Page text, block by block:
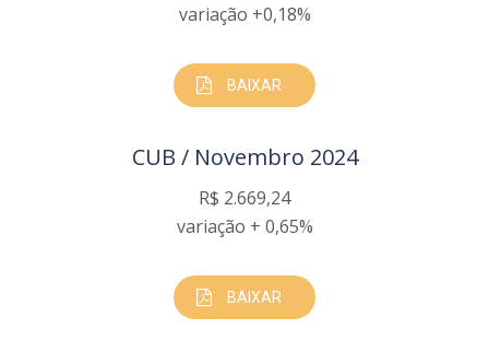
variação +0,18%
BAIXAR
CUB / Novembro 2024
R$ 2.669,24
variação + 0,65%
BAIXAR